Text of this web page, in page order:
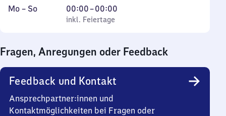
Montag
Mo – So,
inkl. Feiertage
00:00–00:00
Von
0
0
Uhr
inkl. Feiertage
Fragen, Anregungen oder Feedback
Feedback und Kontakt
Ansprechpartner:innen und
Kontaktmöglichkeiten bei Fragen oder